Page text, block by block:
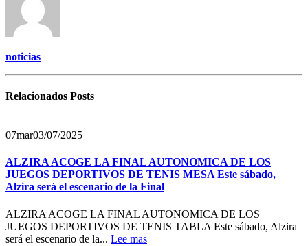
noticias
Relacionados Posts
07mar03/07/2025
ALZIRA ACOGE LA FINAL AUTONOMICA DE LOS
JUEGOS DEPORTIVOS DE TENIS MESA Este sábado,
Alzira será el escenario de la Final
ALZIRA ACOGE LA FINAL AUTONOMICA DE LOS
JUEGOS DEPORTIVOS DE TENIS TABLA Este sábado, Alzira
será el escenario de la... Lee mas